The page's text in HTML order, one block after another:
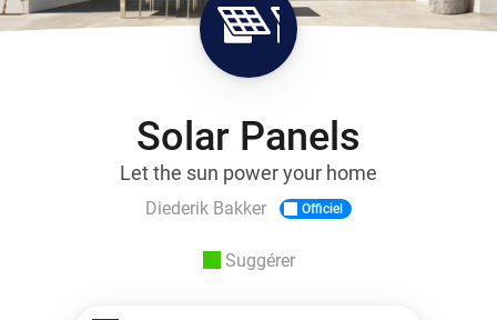
Solar Panels
Let the sun power your home
Diederik Bakker Officiel
Suggérer